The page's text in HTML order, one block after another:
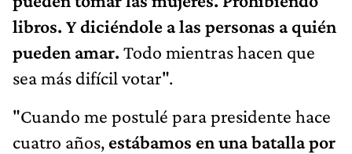
libros. Y diciéndole a las personas a quién
pueden amar. Todo mientras hacen que
sea más difícil votar".
"Cuando me postulé para presidente hace
cuatro años, estábamos en una batalla por